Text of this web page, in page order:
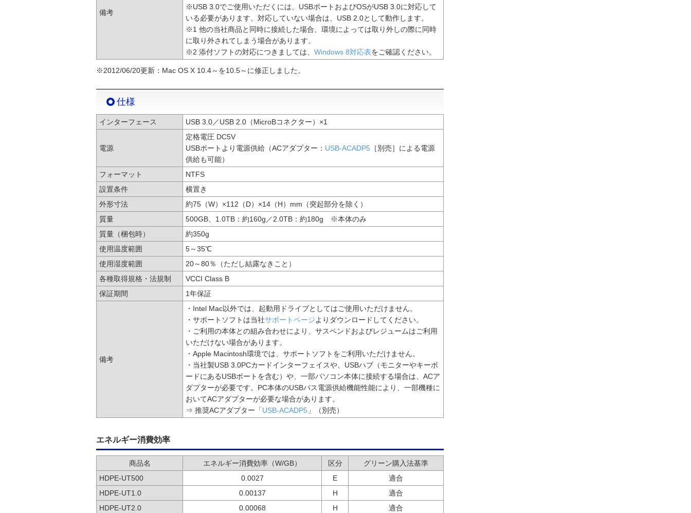
備考
※USB 3.0でご使用いただくには、USBポートおよびOSがUSB 3.0に対応して
いる必要があります。対応していない場合は、USB 2.0として動作します。
※1 他の当社商品と同時に接続した場合、環境によっては取り外しの際に同時
に取り外されてしまう場合があります。
※2 添付ソフトの対応につきましては、 Windows 8対応表をご確認ください。
※2012/06/20更新：Mac OS X 10.4～を10.5～に修正しました。
仕様
インターフェース USB 3.0／USB 2.0（MicroBコネクター）×1
電源
定格電圧 DC5V
USBポートより電源供給（ACアダプター： USB-ACADP5 ［別売］による電源
供給も可能）
フォーマット
NTFS
設置条件
横置き
外形寸法
約75（W）×112（D）×14（H）mm（突起部分を除く）
質量
500GB、1.0TB：約160g／2.0TB：約180g ※本体のみ
質量（梱包時）
約350g
使用温度範囲
5～35℃
使用湿度範囲
20～80％（ただし結露なきこと）
各種取得規格・法規制
VCCI Class B
保証期間
1年保証
備考
・Intel Mac以外では、起動用ドライブとしてはご使用いただけません。
・サポートソフトは当社サポートページよりダウンロードしてください。
・ご利用の本体との組み合わせにより、サスペンドおよびレジュームはご利用
いただけない場合があります。
・Apple Macintosh環境では、サポートソフトをご利用いただけません。
・当社製USB 3.0PCカードインターフェイスや、USBハブ（モニターやキーボ
ードにあるUSBポートを含む）や、一部パソコン本体に接続する場合は、ACア
ダプターが必要です。PC本体のUSBバス電源供給機能性能により、一部機種に
おいてACアダプターが必要な場合があります。
⇒ 推奨ACアダプター「USB-ACADP5 」（別売）
エネルギー消費効率
商品名 エネルギー消費効率（W/GB） 区分
グリーン購入法基準
HDPE-UT500
0.0027 E
適合
HDPE-UT1.0
0.00137 H
適合
HDPE-UT2.0
0.00068 H 適合